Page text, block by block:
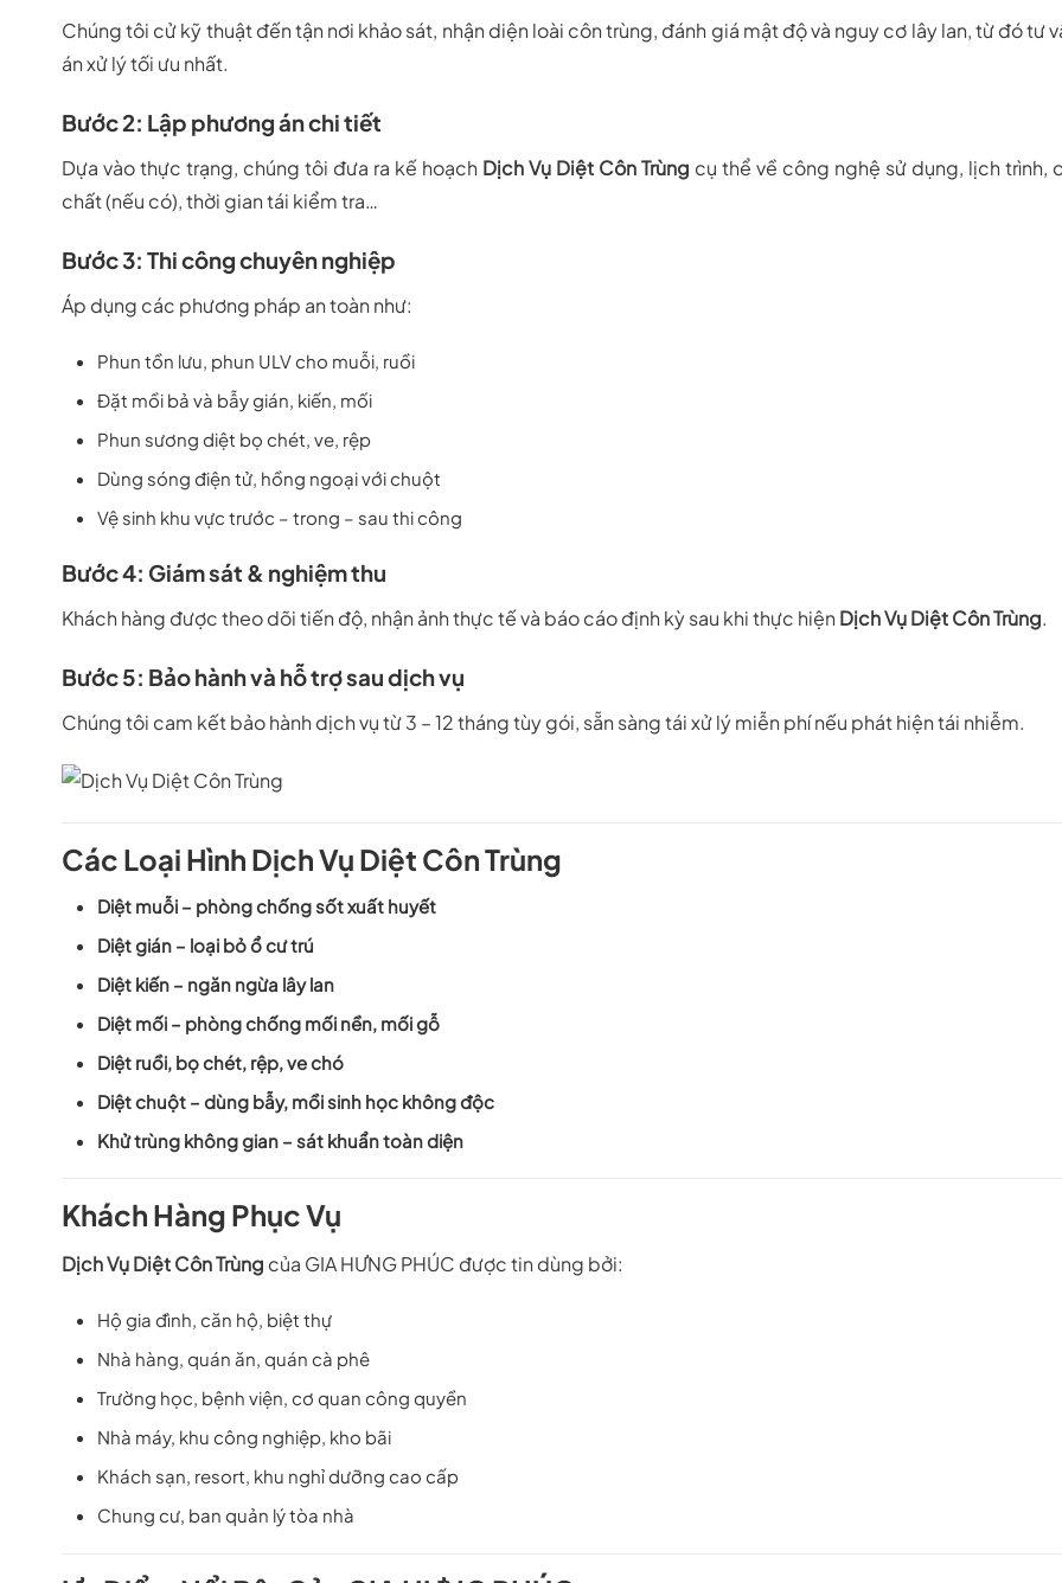
Chúng tôi cử kỹ thuật đến tận nơi khảo sát, nhận diện loài côn trùng, đánh giá mật độ và nguy cơ lây lan, từ đó tư
án xử lý tối ưu nhất.
Bước 2: Lập phương án chi tiết
Dựa vào thực trạng, chúng tôi đưa ra kế hoạch Dịch Vụ Diệt Côn Trùng cụ thể về công nghệ sử dụng, lịch trình,
chất (nếu có), thời gian tái kiểm tra…
Bước 3: Thi công chuyên nghiệp
Áp dụng các phương pháp an toàn như:
Phun tồn lưu, phun ULV cho muỗi, ruồi
Đặt mồi bả và bẫy gián, kiến, mối
Phun sương diệt bọ chét, ve, rệp
Dùng sóng điện tử, hồng ngoại với chuột
Vệ sinh khu vực trước – trong – sau thi công
Bước 4: Giám sát & nghiệm thu
Khách hàng được theo dõi tiến độ, nhận ảnh thực tế và báo cáo định kỳ sau khi thực hiện Dịch Vụ Diệt Côn Trùng.
Bước 5: Bảo hành và hỗ trợ sau dịch vụ
Chúng tôi cam kết bảo hành dịch vụ từ 3 – 12 tháng tùy gói, sẵn sàng tái xử lý miễn phí nếu phát hiện tái nhiễm.
Các Loại Hình Dịch Vụ Diệt Côn Trùng
Diệt muỗi – phòng chống sốt xuất huyết
Diệt gián – loại bỏ ổ cư trú
Diệt kiến – ngăn ngừa lây lan
Diệt mối – phòng chống mối nền, mối gỗ
Diệt ruồi, bọ chét, rệp, ve chó
Diệt chuột – dùng bẫy, mồi sinh học không độc
Khử trùng không gian – sát khuẩn toàn diện
Khách Hàng Phục Vụ
Dịch Vụ Diệt Côn Trùng của GIA HƯNG PHÚC được tin dùng bởi:
Hộ gia đình, căn hộ, biệt thự
Nhà hàng, quán ăn, quán cà phê
Trường học, bệnh viện, cơ quan công quyền
Nhà máy, khu công nghiệp, kho bãi
Khách sạn, resort, khu nghỉ dưỡng cao cấp
Chung cư, ban quản lý tòa nhà